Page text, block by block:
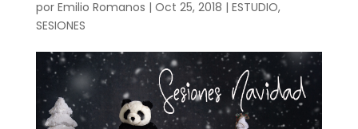
por Emilio Romanos | Oct 25, 2018 | ESTUDIO,
SESIONES